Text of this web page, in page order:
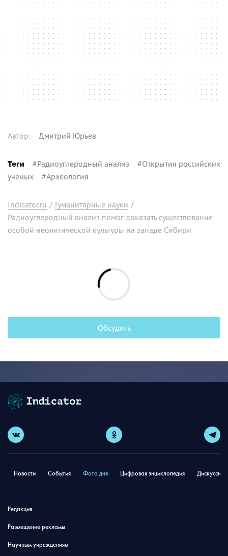
Автор: Дмитрий Юрьев
Теги #Радиоуглеродный анализ #Открытия российских
ученых #Археология
Indicator.ru / Гуманитарные науки /
Радиоуглеродный анализ помог доказать существование
особой неолитической культуры на западе Сибири
Обсудить
Новости События Фото дня Цифровая энциклопедия
Редакция
Размещение рекламы
Научным учреждениям